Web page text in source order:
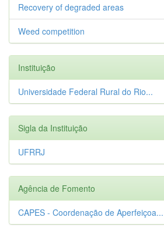
Recovery of degraded areas
Weed competition
Instituição
Universidade Federal Rural do Rio...
Sigla da Instituição
UFRRJ
Agência de Fomento
CAPES - Coordenação de Aperfeiçoa...